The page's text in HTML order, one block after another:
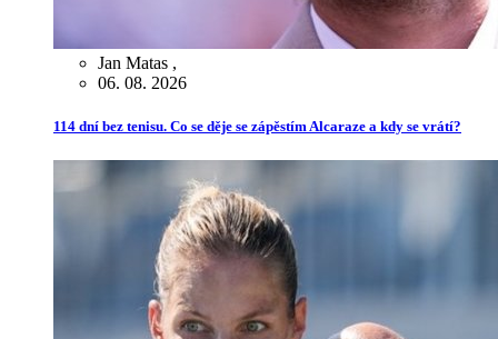
Jan Matas ,
06. 08. 2026
114 dní bez tenisu. Co se děje se zápěstím Alcaraze a kdy se vrátí?